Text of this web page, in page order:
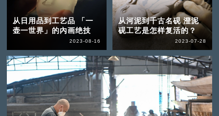
从日用品到工艺品 「一
壶一世界」的內画绝技
2023-08-16
从河泥到千古名砚 澄泥
砚工艺是怎样复活的？
2023-07-28